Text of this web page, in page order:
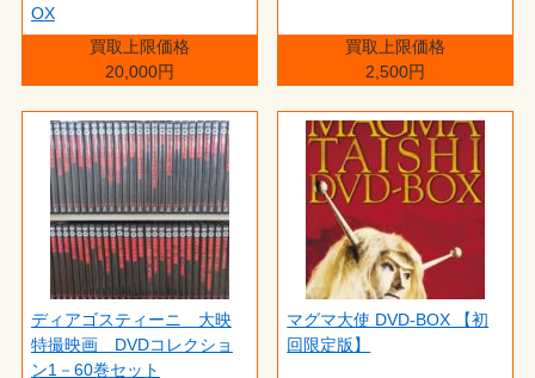
OX
買取上限価格
20,000円
買取上限価格
2,500円
ディアゴスティーニ 大映
特撮映画 DVDコレクショ
ン1－60巻セット
マグマ大使 DVD-BOX 【初
回限定版】